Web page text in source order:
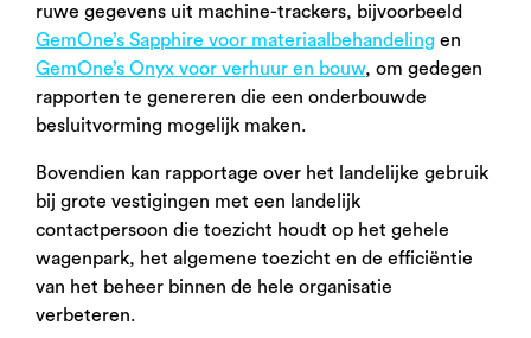
ruwe gegevens uit machine-trackers, bijvoorbeeld
GemOne’s Sapphire voor materiaalbehandeling en
GemOne’s Onyx voor verhuur en bouw, om gedegen
rapporten te genereren die een onderbouwde
besluitvorming mogelijk maken.
Bovendien kan rapportage over het landelijke gebruik
bij grote vestigingen met een landelijk
contactpersoon die toezicht houdt op het gehele
wagenpark, het algemene toezicht en de efficiëntie
van het beheer binnen de hele organisatie
verbeteren.